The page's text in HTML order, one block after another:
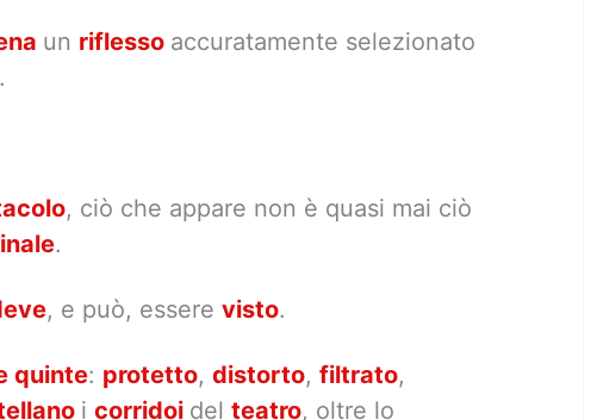
un riflesso accuratamente selezionato
.
, ciò che appare non è quasi mai ciò
.
, e può, essere visto.
quinte: protetto, distorto, filtrato,
i corridoi del teatro, oltre lo